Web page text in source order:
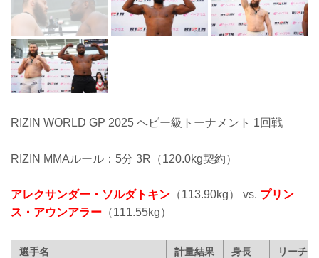
RIZIN WORLD GP 2025 ヘビー級トーナメント 1回戦
RIZIN MMAルール：5分 3R（120.0kg契約）
アレクサンダー・ソルダトキン （113.90kg） vs. プリン
ス・アウンアラー （111.55kg）
選手名 計量結果 身長
リーチ